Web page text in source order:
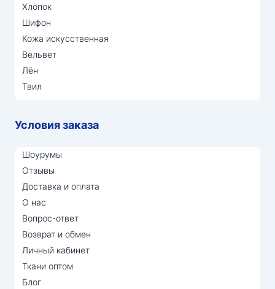
Хлопок
Шифон
Кожа искусственная
Вельвет
Лён
Твил
Условия заказа
Шоурумы
Отзывы
Доставка и оплата
О нас
Вопрос-ответ
Возврат и обмен
Личный кабинет
Ткани оптом
Блог